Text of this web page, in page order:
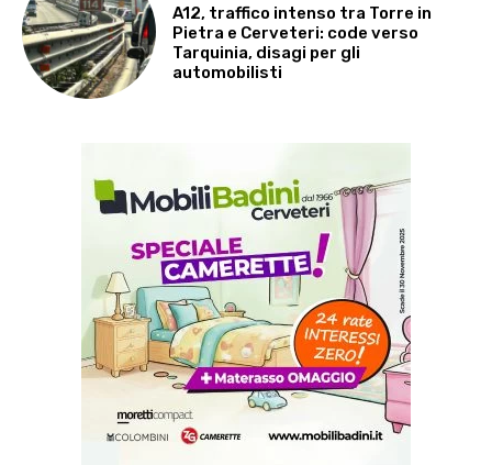
A12, traffico intenso tra Torre in
Pietra e Cerveteri: code verso
Tarquinia, disagi per gli
automobilisti